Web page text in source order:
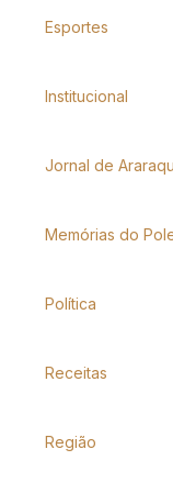
Esportes
Institucional
Jornal de
Memórias do
Política
Receitas
Região